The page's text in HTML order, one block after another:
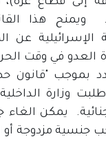
ويمنح هذا
الإسرائيلية عن
العدو في وقت
بموجب "قانون
ما طلبت وزارة
يمكن
جنسية مزدوجة أو